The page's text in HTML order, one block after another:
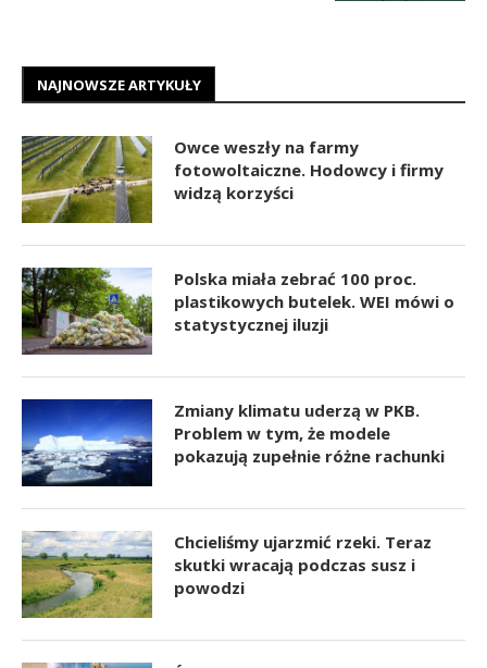
NAJNOWSZE ARTYKUŁY
Owce weszły na farmy
fotowoltaiczne. Hodowcy i firmy
widzą korzyści
Polska miała zebrać 100 proc.
plastikowych butelek. WEI mówi o
statystycznej iluzji
Zmiany klimatu uderzą w PKB.
Problem w tym, że modele
pokazują zupełnie różne rachunki
Chcieliśmy ujarzmić rzeki. Teraz
skutki wracają podczas susz i
powodzi